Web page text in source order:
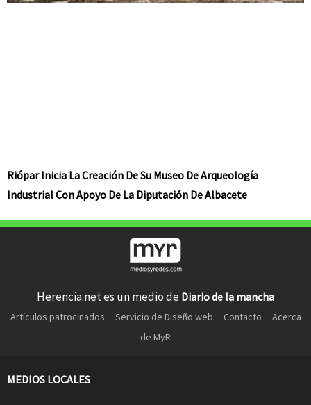
Riópar Inicia La Creación De Su Museo De Arqueología
Industrial Con Apoyo De La Diputación De Albacete
Herencia.net es un medio de Diario de la mancha
Artículos patrocinados Servicio de Diseño web Contacto
Acerca
de MyR
MEDIOS LOCALES